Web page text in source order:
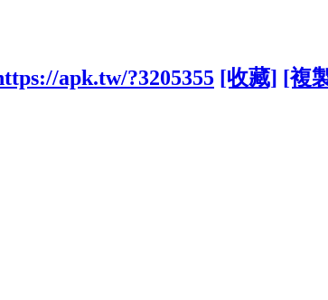
apk.tw/?3205355 [收藏] [複